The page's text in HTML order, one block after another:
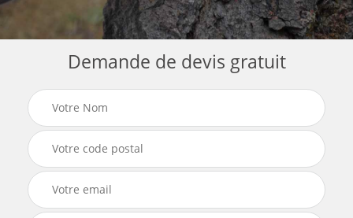
Demande de devis gratuit